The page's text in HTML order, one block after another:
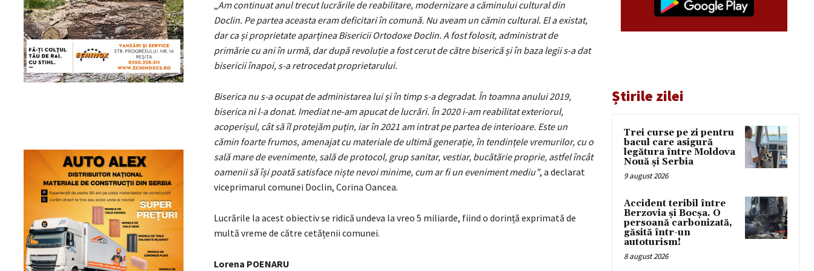
„Am continuat anul trecut lucrările de reabilitare, modernizare a căminului cultural din
Doclin. Pe partea aceasta eram deficitari în comună. Nu aveam un cămin cultural. El a existat,
dar ca și proprietate aparținea Bisericii Ortodoxe Doclin. A fost folosit, administrat de
primărie cu ani în urmă, dar după revoluție a fost cerut de către biserică și în baza legii s-a dat
bisericii înapoi, s-a retrocedat proprietarului.
Biserica nu s-a ocupat de administarea lui și în timp s-a degradat. În toamna anului 2019,
biserica ni l-a donat. Imediat ne-am apucat de lucrări. În 2020 i-am reabilitat exteriorul,
acoperișul, cât să îl protejăm puțin, iar în 2021 am intrat pe partea de interioare. Este un
cămin foarte frumos, amenajat cu materiale de ultimă generație, în tendințele vremurilor, cu o
sală mare de evenimente, sală de protocol, grup sanitar, vestiar, bucătărie proprie, astfel încât
oamenii să își poată satisface niște nevoi minime, cum ar fi un eveniment mediu”, a declarat
viceprimarul comunei Doclin, Corina Oancea.
Lucrările la acest obiectiv se ridică undeva la vreo 5 miliarde, fiind o dorință exprimată de
multă vreme de către cetățenii comunei.
Lorena POENARU
Știrile zilei
Trei curse pe zi pentru
bacul care asigură
legătura între Moldova
Nouă și Serbia
9 august 2026
Accident teribil între
Berzovia și Bocșa. O
persoană carbonizată,
găsită într-un
autoturism!
8 august 2026